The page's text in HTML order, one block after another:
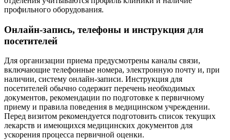
профильного оборудования.
Онлайн-запись, телефоны и инструкция для
посетителей
Для организации приема предусмотрены каналы связи,
включающие телефонные номера, электронную почту и, при
наличии, систему онлайн-записи. Инструкция для
посетителей обычно содержит перечень необходимых
документов, рекомендации по подготовке к первичному
приему и правила поведения в медицинском учреждении.
Перед визитом рекомендуется подготовить список текущих
лекарств и имеющихся медицинских документов для
ускорения процесса первичной оценки.